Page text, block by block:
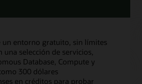
un entorno gratuito, sin límites
una selección de servicios,
Database, Compute y
300 dólares
en créditos para probar